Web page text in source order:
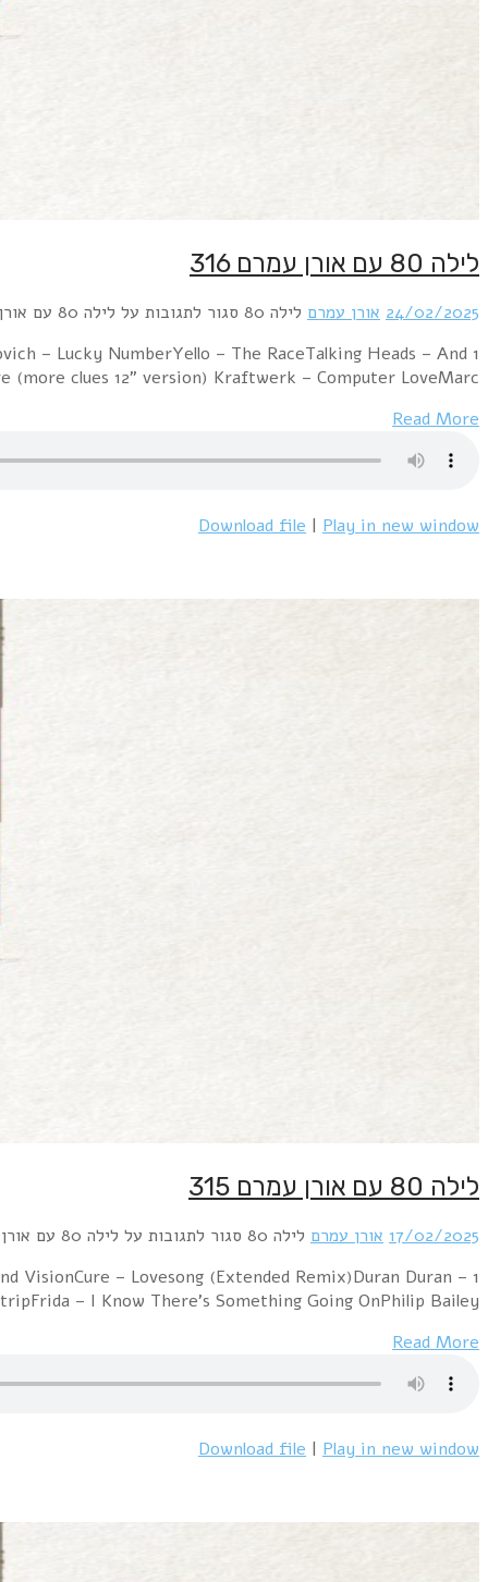
1 Kon Kan – I Beg Your PardonHuman League – The
She WasClash
1 Kon Kan – Art's in D MinorPet Shop Boys – In The
Planet EarthElectric Light